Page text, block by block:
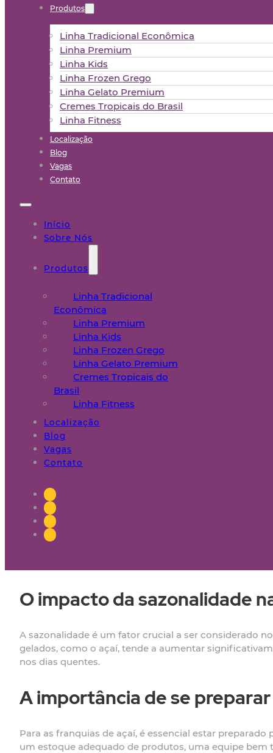
Produtos
Linha Tradicional Econômica
Linha Premium
Linha Kids
Linha Frozen Grego
Linha Gelato Premium
Cremes Tropicais do Brasil
Linha Fitness
Localização
Blog
Vagas
Contato
Início
Sobre Nós
Produtos
Linha Tradicional
Econômica
Linha Premium
Linha Kids
Linha Frozen Grego
Linha Gelato Premium
Cremes Tropicais do
Brasil
Linha Fitness
Localização
Blog
Vagas
Contato
O impacto da sazonalidade
A sazonalidade é um fator crucial a ser considerado
gelados, como o açaí, tende a aumentar
nos dias quentes.
A importância de se
Para as franquias de açaí, é essencial estar
um estoque adequado de produtos, uma equipe